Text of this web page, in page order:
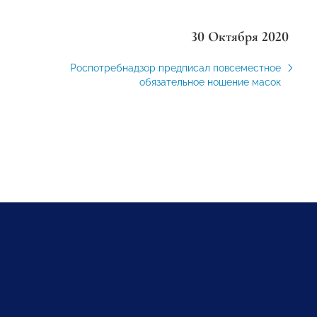
30 Октября 2020
Роспотребнадзор предписал повсеместное
обязательное ношение масок